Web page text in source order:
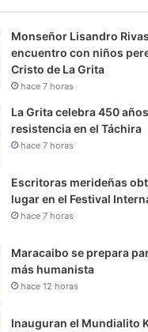
Monseñor Lisandro
encuentro con niños
Cristo de La Grita
hace 7 horas
La Grita celebra 450
resistencia en el Táchira
hace 7 horas
Escritoras merideñas
lugar en el Festival
hace 7 horas
Maracaibo se prepara
más humanista
hace 12 horas
Inauguran el Mundialito